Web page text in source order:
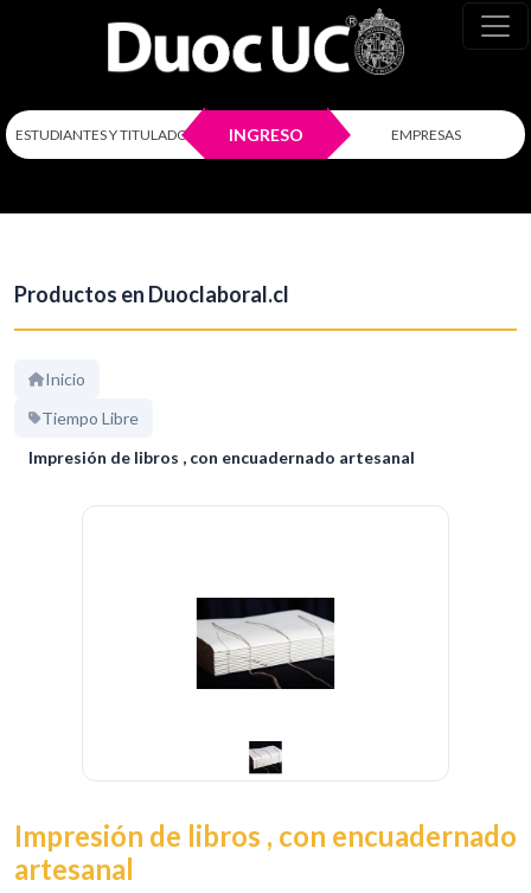
ESTUDIANTES Y TITULADOS INGRESO EMPRESAS
Productos en Duoclaboral.cl
Inicio
Tiempo Libre
Impresión de libros , con encuadernado artesanal
Impresión de libros , con encuadernado
artesanal